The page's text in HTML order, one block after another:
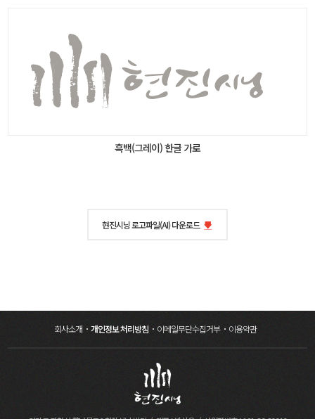
흑백(그레이) 한글 가로
현진시닝 로고파일(AI) 다운로드
회사소개 개인정보 처리방침 이메일무단수집거부 이용약관